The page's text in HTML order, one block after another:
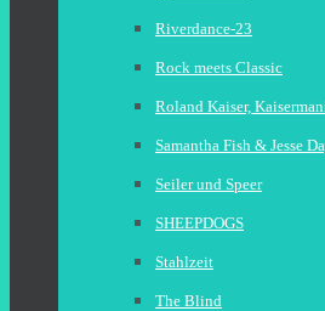
Riverdance-23
Rock meets Classic
Roland Kaiser,
Samantha Fish & Jesse
Seiler und Speer
SHEEPDOGS
Stahlzeit
The Blind